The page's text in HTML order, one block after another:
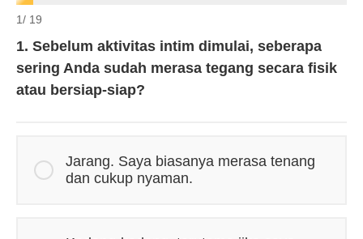
1/ 19
1. Sebelum aktivitas intim dimulai, seberapa
sering Anda sudah merasa tegang secara fisik
atau bersiap-siap?
Jarang. Saya biasanya merasa tenang
dan cukup nyaman.